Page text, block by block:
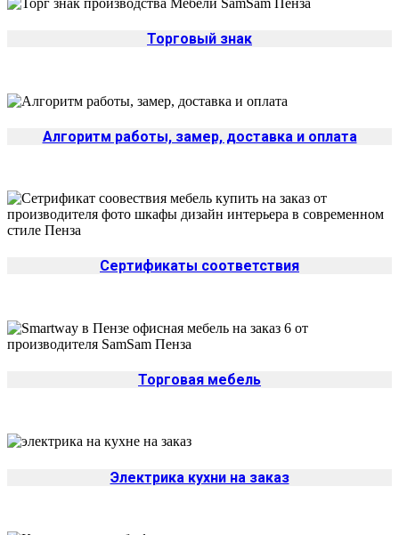
Торговый знак
Алгоритм работы, замер, доставка и оплата
Сертификаты соответствия
Торговая мебель
Электрика кухни на заказ